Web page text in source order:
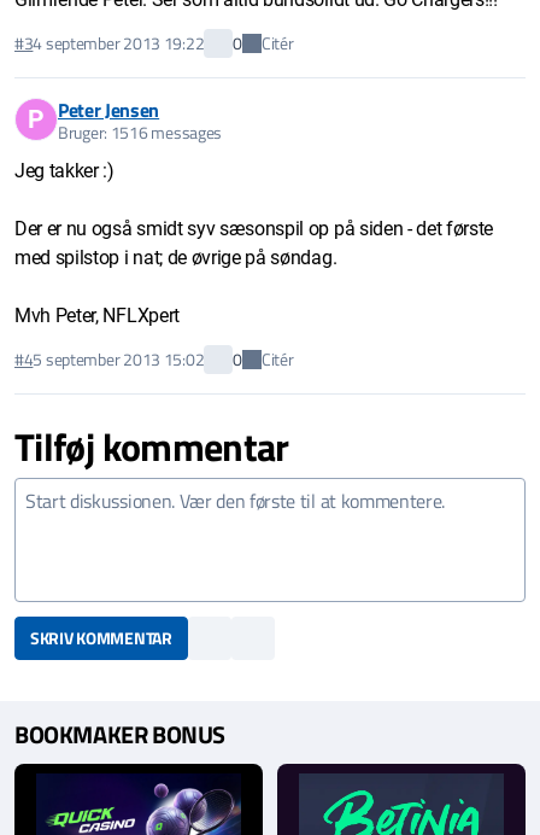
#34 september 2013 19:22 0 Citér
P Peter Jensen
Bruger: 1516 messages
Jeg takker :)
Der er nu også smidt syv sæsonspil op på siden - det første
med spilstop i nat; de øvrige på søndag.
Mvh Peter, NFLXpert
#45 september 2013 15:02 0 Citér
Tilføj kommentar
SKRIV KOMMENTAR
BOOKMAKER BONUS